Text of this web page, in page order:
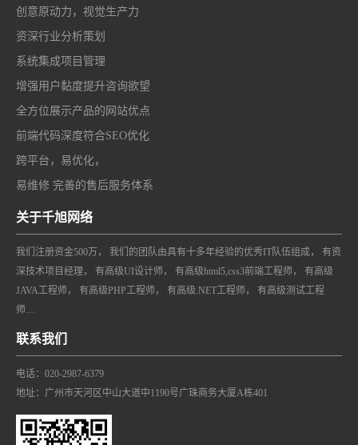
创意原动力，视觉生产力
资深行业分析策划
系统集成项目管理
增强用户黏度提升咨询欲望
全方位展示产品的网站优点
前端代码深度符合SEO优化
跨平台，易优化，
易维修 完善的售后服务体系
关于千旭网络
我们注册资金500万， 我们的团队由具有十多年经验的优秀IT队伍组成， 有资
深技术项目经理， 有高级UI设计师， 有高级html5,css3前端工程师， 有高级
JAVA工程师， 有高级PHP工程师， 有高级.NET工程师， 有高级测试工程
师…
联系我们
电话：020-2987-6379
地址：广州市天河区中山大道中1190号广珠商务大厦A栋401